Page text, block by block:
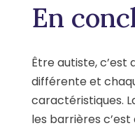
En
Être autiste, c’est
différente et
caractéristiques.
les barrières c’est